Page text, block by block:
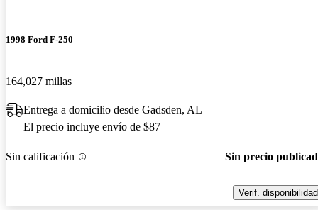
1998 Ford F-250
164,027 millas
Entrega a domicilio desde Gadsden, AL
El precio incluye envío de $87
Sin calificación Sin precio
Verif. disponibilidad